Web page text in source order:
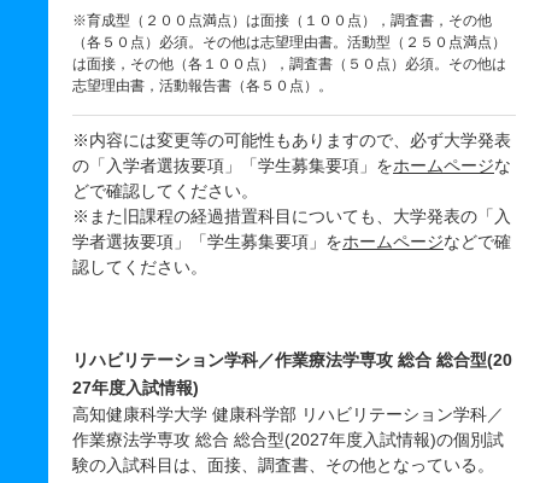
※育成型（２００点満点）は面接（１００点），調査書，その他
（各５０点）必須。その他は志望理由書。活動型（２５０点満点）
は面接，その他（各１００点），調査書（５０点）必須。その他は
志望理由書，活動報告書（各５０点）。
※内容には変更等の可能性もありますので、必ず大学発表
の「入学者選抜要項」「学生募集要項」をホームページな
どで確認してください。
※また旧課程の経過措置科目についても、大学発表の「入
学者選抜要項」「学生募集要項」をホームページなどで確
認してください。
リハビリテーション学科／作業療法学専攻 総合 総合型(20
27年度入試情報)
高知健康科学大学 健康科学部 リハビリテーション学科／
作業療法学専攻 総合 総合型(2027年度入試情報)の個別試
験の入試科目は、面接、調査書、その他となっている。